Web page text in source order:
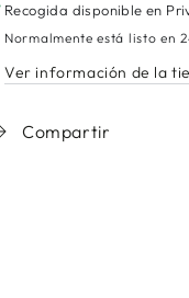
Recogida disponible en
Normalmente está listo en
Ver información de la
Compartir